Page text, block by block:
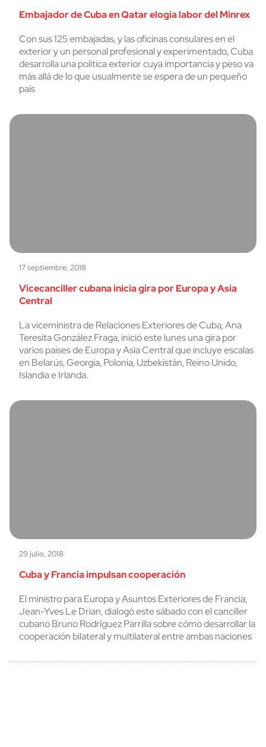
Embajador de Cuba en Qatar elogia labor del Minrex
Con sus 125 embajadas, y las oficinas consulares en el
exterior y un personal profesional y experimentado, Cuba
desarrolla una política exterior cuya importancia y peso va
más allá de lo que usualmente se espera de un pequeño
país
17 septiembre, 2018
Vicecanciller cubana inicia gira por Europa y Asia
Central
La viceministra de Relaciones Exteriores de Cuba, Ana
Teresita González Fraga, inició este lunes una gira por
varios países de Europa y Asia Central que incluye escalas
en Belarús, Georgia, Polonia, Uzbekistán, Reino Unido,
Islandia e Irlanda.
29 julio, 2018
Cuba y Francia impulsan cooperación
El ministro para Europa y Asuntos Exteriores de Francia,
Jean-Yves Le Drian, dialogó este sábado con el canciller
cubano Bruno Rodríguez Parrilla sobre cómo desarrollar la
cooperación bilateral y multilateral entre ambas naciones